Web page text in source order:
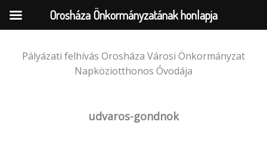
Pályázati felhívás Orosháza Városi Önkormányzat
Napköziotthonos Óvodája
udvaros-gondnok
Orosháza Önkormányzatának honlapja